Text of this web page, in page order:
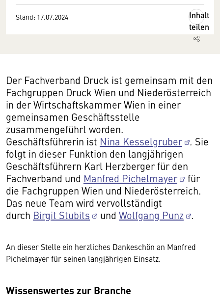
Stand: 17.07.2024
Inhalt
teilen
Der Fachverband Druck ist gemeinsam mit den
Fachgruppen Druck Wien und Niederösterreich
in der Wirtschaftskammer Wien in einer
gemeinsamen Geschäftsstelle
zusammengeführt worden.
Geschäftsführerin ist Nina Kesselgruber . Sie
folgt in dieser Funktion den langjährigen
Geschäftsführern Karl Herzberger für den
Fachverband und Manfred Pichelmayer
für
die Fachgruppen Wien und Niederösterreich.
Das neue Team wird vervollständigt
durch Birgit Stubits und Wolfgang Punz .
An dieser Stelle ein herzliches Dankeschön an Manfred
Pichelmayer für seinen langjährigen Einsatz.
Wissenswertes zur Branche